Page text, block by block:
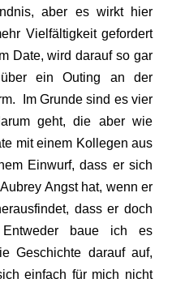
aber es wirkt hier
Vielfältigkeit gefordert
Date, wird darauf so gar
ein Outing an der
Im Grunde sind es vier
geht, die aber wie
mit einem Kollegen aus
Einwurf, dass er sich
Angst hat, wenn er
dass er doch
baue ich es
Geschichte darauf auf,
einfach für mich nicht